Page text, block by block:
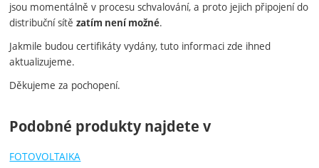
jsou momentálně v procesu schvalování, a proto jejich připojení do
distribuční sítězatím není možné.
Jakmile budou certifikáty vydány, tuto informaci zde ihned
aktualizujeme.
Děkujeme za pochopení.
Podobné produkty najdete v
FOTOVOLTAIKA